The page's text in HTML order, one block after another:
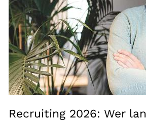
Recruiting 2026: Wer